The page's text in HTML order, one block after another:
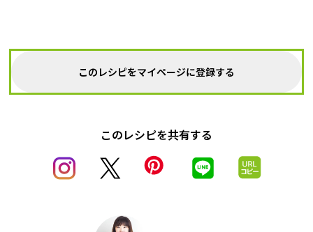
このレシピをマイページに登録する
このレシピを共有する